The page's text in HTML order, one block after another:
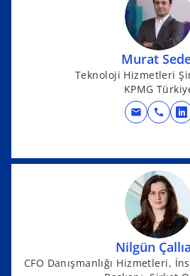
i
n
a
n
e
w
t
b
Murat
Teknoloji Hizmetleri
KPMG
mail call
o
n
n
e
Nilgün
CFO Danışmanlığı Hizmetleri,